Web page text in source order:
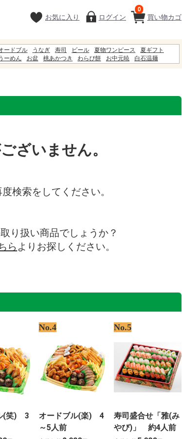
買い物カゴ
0
お気に入り ログイン
ードブル うなぎ 寿司 ビール 夏物ワンピース
夏ギフト
ーめん
お盆 桃あかつき わらび餅 お中元暁
白石温麺
ざいません。
検索をしてください。
り扱い商品でしょうか？
ら よりお探しください。
(笑) 3
No.4
オードブル(楽) 4
～5人前
No.5
寿司盛合せ「雅(み
やび)」 約4人前